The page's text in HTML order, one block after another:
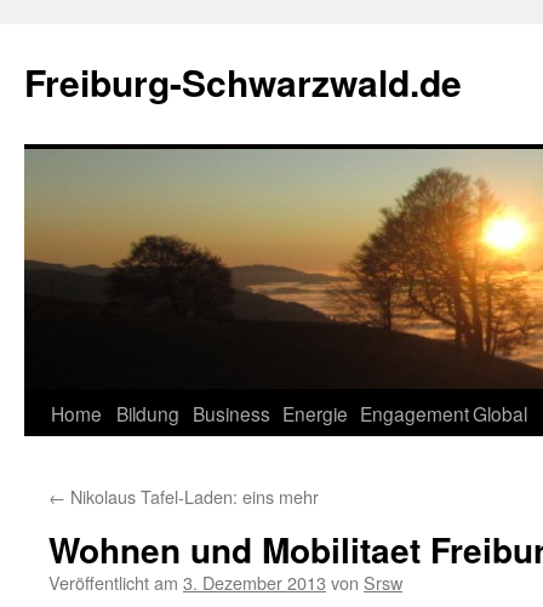
springen
Freiburg-Schwarzwald.de
Home Bildung Business Energie EngagementGlobal
← Nikolaus Tafel-Laden: eins mehr
Wohnen und Mobilitaet
Veröffentlicht am 3. Dezember 2013 von Srsw